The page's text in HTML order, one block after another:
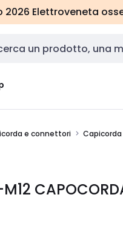
2026 Elettroveneta
input
e connettori